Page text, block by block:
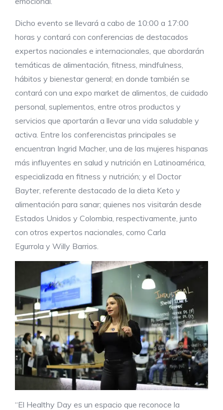
Dicho evento se llevará a cabo de 10:00 a 17:00
horas y contará con conferencias de destacados
expertos nacionales e internacionales, que abordarán
temáticas de alimentación, fitness, mindfulness,
hábitos y bienestar general; en donde también se
contará con una expo market de alimentos, de cuidado
personal, suplementos, entre otros productos y
servicios que aportarán a llevar una vida saludable y
activa. Entre los conferencistas principales se
encuentran Ingrid Macher, una de las mujeres hispanas
más influyentes en salud y nutrición en Latinoamérica,
especializada en fitness y nutrición; y el Doctor
Bayter, referente destacado de la dieta Keto y
alimentación para sanar; quienes nos visitarán desde
Estados Unidos y Colombia, respectivamente, junto
con otros expertos nacionales, como Carla
Egurrola y Willy Barrios.
“El Healthy Day es un espacio que reconoce la